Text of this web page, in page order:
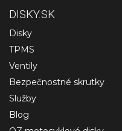
DISKY.SK
Disky
TPMS
Ventily
Bezpečnostné skrutky
Služby
Blog